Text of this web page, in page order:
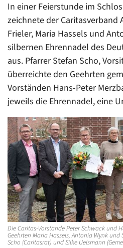
In einer Feierstunde im
zeichnete der Caritasverband
Frieler, Maria Hassels und
silbernen Ehrennadel des
aus. Pfarrer Stefan Scho,
überreichte den Geehrten
Vorständen Hans-Peter
jeweils die Ehrennadel, eine
Die Caritas-Vorstände Peter Schwack und
Geehrten Maria Hassels, Antonia Wynk und
Scho (Caritasrat) und Silke Uelsmann